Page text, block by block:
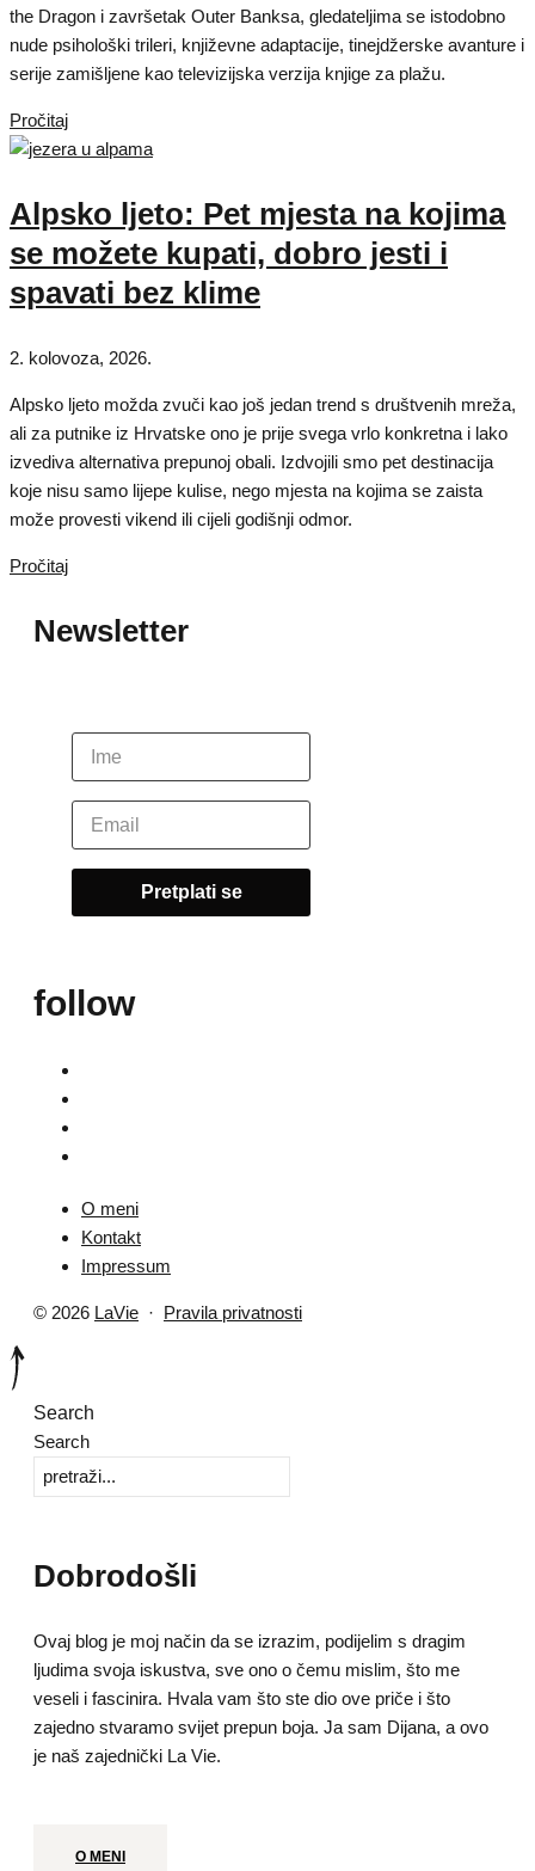
the Dragon i završetak Outer Banksa, gledateljima se istodobno
nude psihološki trileri, književne adaptacije, tinejdžerske avanture i
serije zamišljene kao televizijska verzija knjige za plažu.
Pročitaj
Alpsko ljeto: Pet mjesta na kojima
se možete kupati, dobro jesti i
spavati bez klime
2. kolovoza, 2026.
Alpsko ljeto možda zvuči kao još jedan trend s društvenih mreža,
ali za putnike iz Hrvatske ono je prije svega vrlo konkretna i lako
izvediva alternativa prepunoj obali. Izdvojili smo pet destinacija
koje nisu samo lijepe kulise, nego mjesta na kojima se zaista
može provesti vikend ili cijeli godišnji odmor.
Pročitaj
Newsletter
follow
O meni
Kontakt
Impressum
© 2026 LaVie · Pravila privatnosti
Search
Search
Dobrodošli
Ovaj blog je moj način da se izrazim, podijelim s dragim
ljudima svoja iskustva, sve ono o čemu mislim, što me
veseli i fascinira. Hvala vam što ste dio ove priče i što
zajedno stvaramo svijet prepun boja. Ja sam Dijana, a ovo
je naš zajednički La Vie.
O MENI